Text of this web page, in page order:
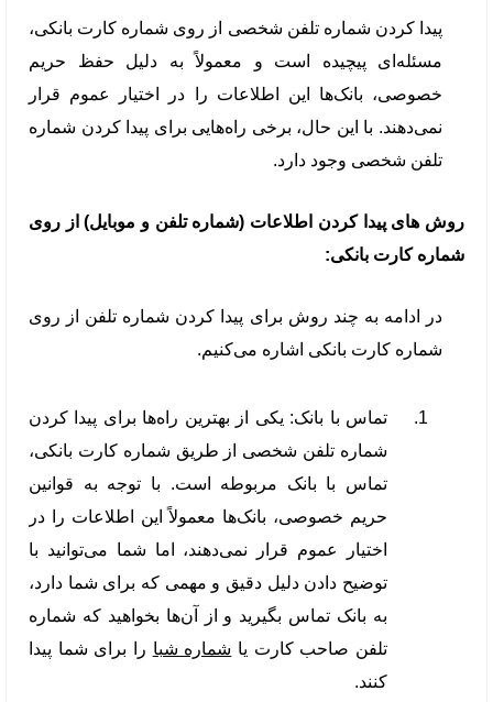
پیدا کردن شماره تلفن شخصی از روی شماره کارت بانکی،
مسئله‌ای پیچیده است و معمولاً به دلیل حفظ حریم
خصوصی، بانک‌ها این اطلاعات را در اختیار عموم قرار
نمی‌دهند. با این حال، برخی راه‌هایی برای پیدا کردن شماره
تلفن شخصی وجود دارد.
روش های پیدا کردن اطلاعات (شماره تلفن و موبایل) از روی
شماره کارت بانکی:
در ادامه به چند روش برای پیدا کردن شماره تلفن از روی
شماره کارت بانکی اشاره می‌کنیم.
تماس با بانک: یکی از بهترین راه‌ها برای پیدا کردن
شماره تلفن شخصی از طریق شماره کارت بانکی،
تماس با بانک مربوطه است. با توجه به قوانین
حریم خصوصی، بانک‌ها معمولاً این اطلاعات را در
اختیار عموم قرار نمی‌دهند، اما شما می‌توانید با
توضیح دادن دلیل دقیق و مهمی که برای شما دارد،
به بانک تماس بگیرید و از آن‌ها بخواهید که شماره
تلفن صاحب کارت یا شماره شبا را برای شما پیدا
کنند.